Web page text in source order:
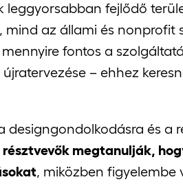
leggyorsabban fejlődő
az állami és nonprofit
fontos a
– ehhez
designgondolkodásra és a
megtanulják,
, miközben figyelembe